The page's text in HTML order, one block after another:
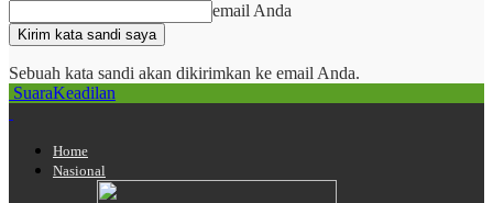
email Anda
Sebuah kata sandi akan dikirimkan ke email Anda.
SuaraKeadilan
Home
Nasional